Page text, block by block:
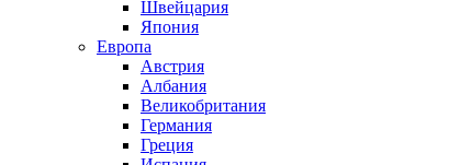
Швейцария
Япония
Европа
Австрия
Албания
Великобритания
Германия
Греция